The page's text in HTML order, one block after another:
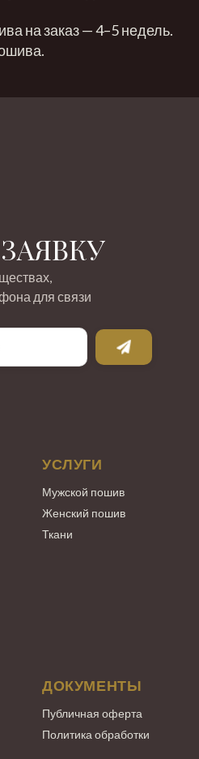
на заказ — 4–5 недель.
для связи
УСЛУГИ
Мужской пошив
Женский пошив
Ткани
ДОКУМЕНТЫ
Публичная оферта
Политика обработки